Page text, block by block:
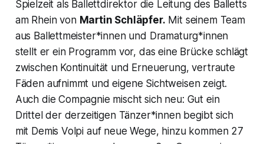
Spielzeit als Ballettdirektor die Leitung des Balletts
am Rhein von Martin Schläpfer. Mit seinem Team
aus Ballettmeister*innen und Dramaturg*innen
stellt er ein Programm vor, das eine Brücke schlägt
zwischen Kontinuität und Erneuerung, vertraute
Fäden aufnimmt und eigene Sichtweisen zeigt.
Auch die Compagnie mischt sich neu: Gut ein
Drittel der derzeitigen Tänzer*innen begibt sich
mit Demis Volpi auf neue Wege, hinzu kommen 27